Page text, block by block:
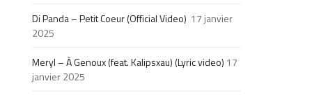
Di Panda – Petit Coeur (Official Video) 17 janvier
2025
Meryl – À Genoux (feat. Kalipsxau) (Lyric video) 17
janvier 2025